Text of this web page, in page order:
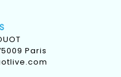
Paris